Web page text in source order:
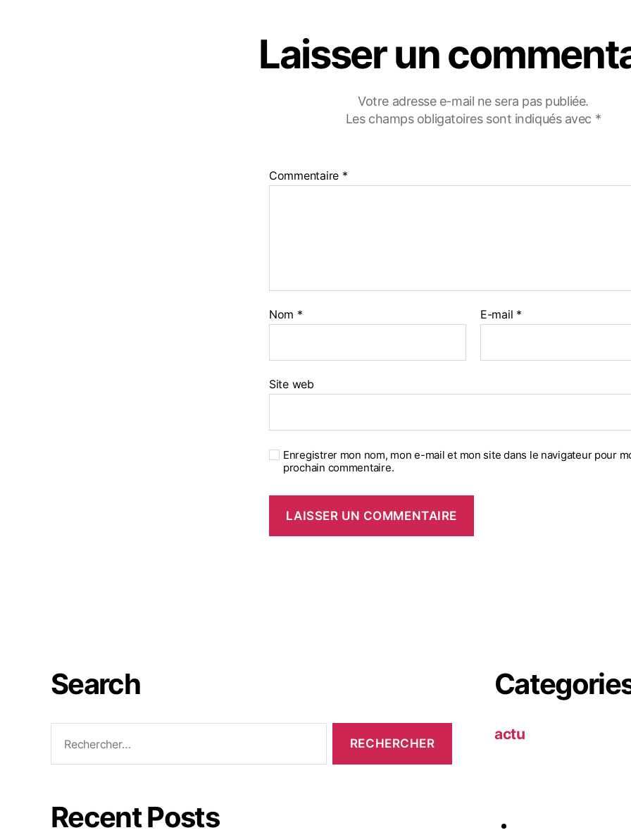
Laisser un
Votre adresse e-mail ne sera pas publiée.
Les champs obligatoires sont indiqués avec *
Commentaire *
Nom * E-mail *
Site web
Enregistrer mon nom, mon e-mail et mon site dans le navigateur pour
prochain commentaire.
Search
Recent Posts
actu